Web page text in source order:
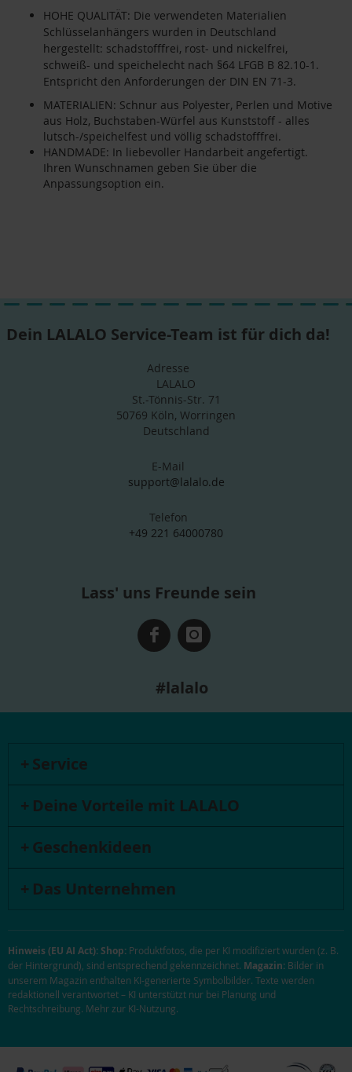
HOHE QUALITÄT: Die verwendeten Materialien
Schlüsselanhängers wurden in Deutschland
hergestellt: schadstofffrei, rost- und nickelfrei,
schweiß- und speichelecht nach §64 LFGB B 82.10-1.
Entspricht den Anforderungen der DIN EN 71-3.
MATERIALIEN: Schnur aus Polyester, Perlen und Motive
aus Holz, Buchstaben-Würfel aus Kunststoff - alles
lutsch-/speichelfest und völlig schadstofffrei.
HANDMADE: In liebevoller Handarbeit angefertigt.
Ihren Wunschnamen geben Sie über die
Anpassungsoption ein.
Dein LALALO Service-Team ist für dich da!
Adresse
LALALO
St.-Tönnis-Str. 71
50769 Köln, Worringen
Deutschland
E-Mail
support@lalalo.de
Telefon
+49 221 64000780
Lass' uns Freunde sein
#lalalo
Service
Deine Vorteile mit LALALO
Geschenkideen
Das Unternehmen
Hinweis (EU AI Act):Shop: Produktfotos, die per KI modifiziert wurden (z. B.
der Hintergrund), sind entsprechend gekennzeichnet. Magazin: Bilder in
unserem Magazin enthalten KI-generierte Symbolbilder. Texte werden
redaktionell verantwortet – KI unterstützt nur bei Planung und
Rechtschreibung. Mehr zur KI-Nutzung.